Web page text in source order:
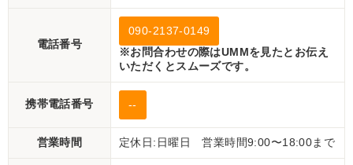
電話番号
090-2137-0149
※お問合わせの際はUMMを見たとお伝え
いただくとスムーズです。
携帯電話番号 --
営業時間 定休日:日曜日 営業時間9:00〜18:00まで